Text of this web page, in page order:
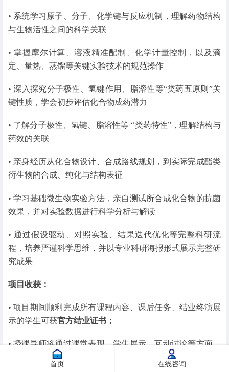
• 系统学习原子、分子、化学键与反应机制，理解药物结构
与生物活性之间的科学关联
• 掌握摩尔计算、溶液精准配制、化学计量控制，以及滴
定、量热、蒸馏等关键实验技术的规范操作
• 深入探究分子极性、氢键作用、脂溶性等“类药五原则”关
键性质，学会初步评估化合物成药潜力
• 了解分子极性、氢键、脂溶性等 “类药特性”，理解结构与
药效的关联
• 亲身经历从化合物设计、合成路线规划，到实际完成酯类
衍生物的合成、纯化与结构表征
• 学习基础微生物实验方法，亲自测试所合成化合物的抗菌
效果，并对实验数据进行科学分析与解读
• 通过假设驱动、对照实验、结果迭代优化等完整科研流
程，培养严谨科学思维，并以专业科研海报形式展示完整研
究成果
项目收获：
• 项目期间顺利完成所有课程内容、课后任务、结业终演展
示的学生可获官方结业证书；
• 授课导师将通过课堂表现、学生展示、互动讨论等方面，
为每位同学制定的
首页 在线咨询